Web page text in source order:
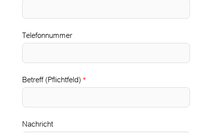
Telefonnummer
Betreff (Pflichtfeld) *
Nachricht